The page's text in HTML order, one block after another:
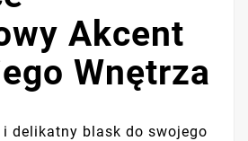
Akcent
Wnętrza
delikatny blask do swojego